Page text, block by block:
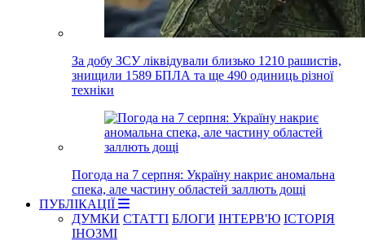
За добу ЗСУ ліквідували близько 1210 рашистів,
знищили 1589 БПЛА та ще 490 одиниць різної
техніки
Погода на 7 серпня: Україну накриє аномальна
спека, але частину областей заллють дощі
ПУБЛІКАЦІЇ
ДУМКИ СТАТТІ БЛОГИ ІНТЕРВ'Ю ІСТОРІЯ
ІНОЗМІ